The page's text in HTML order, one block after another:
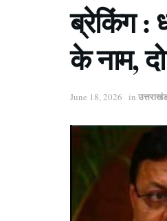
ब्रेकिंग :
के नाम,
June 18, 2026 in